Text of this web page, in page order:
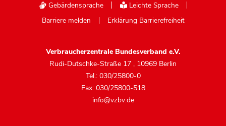
Gebärdensprache
Leichte Sprache
Barriere melden
Erklärung Barrierefreiheit
Verbraucherzentrale Bundesverband e.V.
Rudi-Dutschke-Straße 17 , 10969 Berlin
Tel.: 030/25800-0
Fax: 030/25800-518
info@vzbv.de